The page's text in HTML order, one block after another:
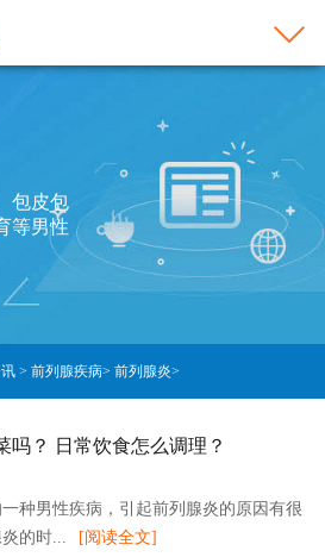
包皮包
等男性
> 前列腺疾病> 前列腺炎>
吗？ 日常饮食怎么调理？
种男性疾病，引起前列腺炎的原因有很
的时...
[阅读全文]